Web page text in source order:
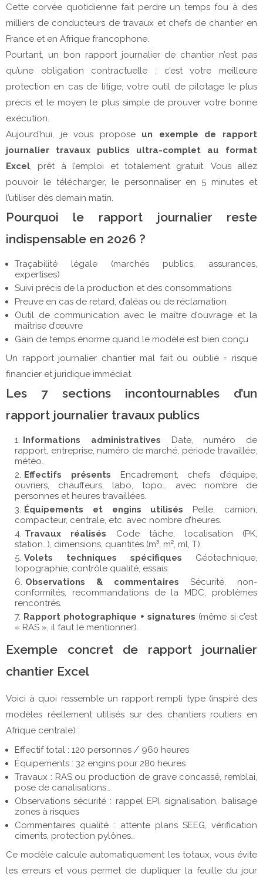
Cette corvée quotidienne fait perdre un temps fou à des
milliers de conducteurs de travaux et chefs de chantier en
France et en Afrique francophone.
Pourtant, un bon rapport journalier de chantier n’est pas
qu’une obligation contractuelle : c’est votre meilleure
protection en cas de litige, votre outil de pilotage le plus
précis et le moyen le plus simple de prouver votre bonne
exécution.
Aujourd’hui, je vous propose un exemple de rapport
journalier travaux publics ultra-complet au format
Excel, prêt à l’emploi et totalement gratuit. Vous allez
pouvoir le télécharger, le personnaliser en 5 minutes et
l’utiliser dès demain matin.
Pourquoi le rapport journalier reste
indispensable en 2026 ?
Traçabilité légale (marchés publics, assurances,
expertises)
Suivi précis de la production et des consommations
Preuve en cas de retard, d’aléas ou de réclamation
Outil de communication avec le maître d’ouvrage et la
maîtrise d’œuvre
Gain de temps énorme quand le modèle est bien conçu
Un rapport journalier chantier mal fait ou oublié = risque
financier et juridique immédiat.
Les 7 sections incontournables d’un
rapport journalier travaux publics
Informations administratives Date, numéro de
rapport, entreprise, numéro de marché, période travaillée,
météo.
Effectifs présents Encadrement, chefs d’équipe,
ouvriers, chauffeurs, labo, topo… avec nombre de
personnes et heures travaillées.
Équipements et engins utilisés Pelle, camion,
compacteur, centrale, etc. avec nombre d’heures.
Travaux réalisés Code tâche, localisation (PK,
station…), dimensions, quantités (m³, m², ml, T).
Volets techniques spécifiques Géotechnique,
topographie, contrôle qualité, essais.
Observations & commentaires Sécurité, non-
conformités, recommandations de la MDC, problèmes
rencontrés.
Rapport photographique + signatures (même si c’est
« RAS », il faut le mentionner).
Exemple concret de rapport journalier
chantier Excel
Voici à quoi ressemble un rapport rempli type (inspiré des
modèles réellement utilisés sur des chantiers routiers en
Afrique centrale) :
Effectif total : 120 personnes / 960 heures
Équipements : 32 engins pour 280 heures
Travaux : RAS ou production de grave concassé, remblai,
pose de canalisations…
Observations sécurité : rappel EPI, signalisation, balisage
zones à risques
Commentaires qualité : attente plans SEEG, vérification
ciments, protection pylônes…
Ce modèle calcule automatiquement les totaux, vous évite
les erreurs et vous permet de dupliquer la feuille du jour